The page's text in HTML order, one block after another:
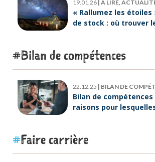
19.01.26 À LIRE,
« Rallumez les
de stock : où trouver
Bilan de compétences
22.12.25 | BILAN DE
Bilan de compétences
raisons pour
Faire carrière